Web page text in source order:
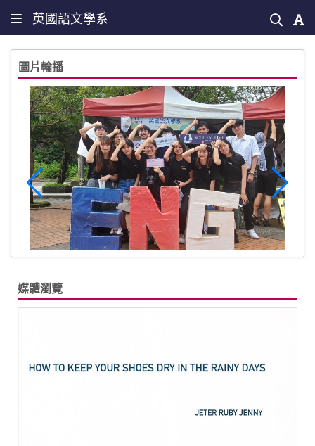
英國語文學系
圖片輪播
媒體瀏覽